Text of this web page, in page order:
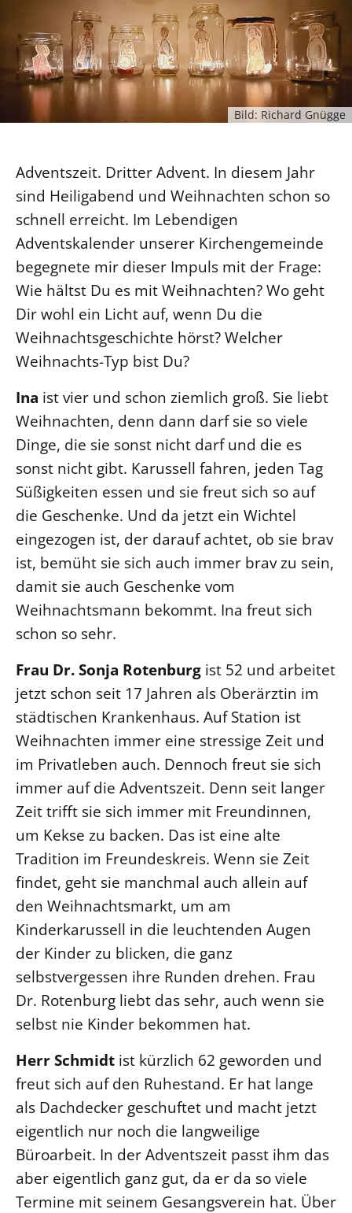
Bild: Richard Gnügge
Adventszeit. Dritter Advent. In diesem Jahr
sind Heiligabend und Weihnachten schon so
schnell erreicht. Im Lebendigen
Adventskalender unserer Kirchengemeinde
begegnete mir dieser Impuls mit der Frage:
Wie hältst Du es mit Weihnachten? Wo geht
Dir wohl ein Licht auf, wenn Du die
Weihnachtsgeschichte hörst? Welcher
Weihnachts-Typ bist Du?
Ina ist vier und schon ziemlich groß. Sie liebt
Weihnachten, denn dann darf sie so viele
Dinge, die sie sonst nicht darf und die es
sonst nicht gibt. Karussell fahren, jeden Tag
Süßigkeiten essen und sie freut sich so auf
die Geschenke. Und da jetzt ein Wichtel
eingezogen ist, der darauf achtet, ob sie brav
ist, bemüht sie sich auch immer brav zu sein,
damit sie auch Geschenke vom
Weihnachtsmann bekommt. Ina freut sich
schon so sehr.
Frau Dr. Sonja Rotenburg ist 52 und arbeitet
jetzt schon seit 17 Jahren als Oberärztin im
städtischen Krankenhaus. Auf Station ist
Weihnachten immer eine stressige Zeit und
im Privatleben auch. Dennoch freut sie sich
immer auf die Adventszeit. Denn seit langer
Zeit trifft sie sich immer mit Freundinnen,
um Kekse zu backen. Das ist eine alte
Tradition im Freundeskreis. Wenn sie Zeit
findet, geht sie manchmal auch allein auf
den Weihnachtsmarkt, um am
Kinderkarussell in die leuchtenden Augen
der Kinder zu blicken, die ganz
selbstvergessen ihre Runden drehen. Frau
Dr. Rotenburg liebt das sehr, auch wenn sie
selbst nie Kinder bekommen hat.
Herr Schmidt ist kürzlich 62 geworden und
freut sich auf den Ruhestand. Er hat lange
als Dachdecker geschuftet und macht jetzt
eigentlich nur noch die langweilige
Büroarbeit. In der Adventszeit passt ihm das
aber eigentlich ganz gut, da er da so viele
Termine mit seinem Gesangsverein hat. Über
Kirche und Finanzen
Personalausschuss
LANDESKIRCHENAMT
Willkommen
Abteilungen des Landeskirchenamts
Rechnungsprüfungsamt
Fachstelle Sexualisierte Gewalt
Beschwerdestellen
Kirchenämter
Gleichstellung
Datenschutz
Geschäftsstelle Landessynode
27. Landessynode
Kontakt
Hintergrund
MITARBEIT
Ehrenamt
Beruf
Freie Stellen
BIBLIOTHEK & ARCHIV
Älterwerden im Pfarrberuf
Beteiligungsverfahren
Ephoralbüro
Finanzplanung
Fundraising
IT-Service
Corporate Design
Interventionsplan
Jahresgespräche
Kantine Speiseplan
Kirchliches Amtsblatt
Kirchliche Verwaltung
Klimaschutzgesetz
Kunstreferat
NKVK
Öffentlichkeitsarbeit
Personalausschuss
Projektmanagement
Recht
Terminstundenplaner
Evangelische Kirche
Lutherische Kirche
Glaubensbekenntnis
Positionen
Ökumene
Gegen Gewalt
KLIMASCHUTZ
Nachhaltigkeit
Erneuerbare Energien
Gebäude
Impressum
Datenschutz
Kontakt
Barrierefreiheit
Presse
Service für Gemeinden
Suche